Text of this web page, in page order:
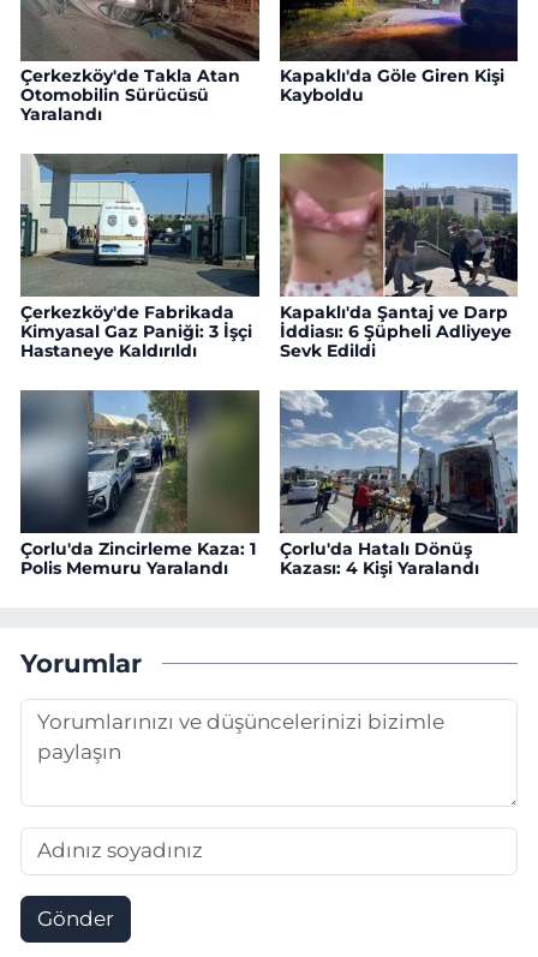
Çerkezköy'de Takla Atan
Otomobilin Sürücüsü
Yaralandı
Kapaklı'da Göle Giren Kişi
Kayboldu
Çerkezköy'de Fabrikada
Kimyasal Gaz Paniği: 3 İşçi
Hastaneye Kaldırıldı
Kapaklı'da Şantaj ve Darp
İddiası: 6 Şüpheli Adliyeye
Sevk Edildi
Çorlu'da Zincirleme Kaza: 1
Polis Memuru Yaralandı
Çorlu'da Hatalı Dönüş
Kazası: 4 Kişi Yaralandı
Yorumlar
Gönder